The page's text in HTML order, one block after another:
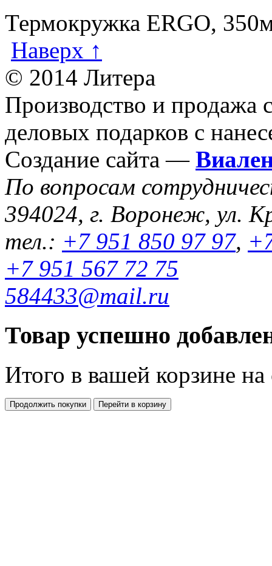
Термокружка ERGO,
Наверх ↑
© 2014 Литера
Производство и продажа
деловых подарков с
Создание сайта —
По вопросам
394024, г. Воронеж, ул.
тел.: +7 951 850 97 97,
+7 951 567 72 75
584433@mail.ru
Товар успешно
Итого в вашей корзине
Продолжить покупки Перейти в корзину